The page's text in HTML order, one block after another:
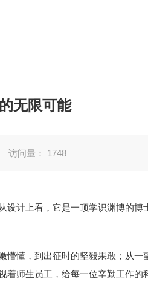
无限可能
访问量： 1748
计上看，它是一顶学识渊博的博
懵懂，到出征时的坚毅果敢；从一
着师生员工，给每一位辛勤工作的